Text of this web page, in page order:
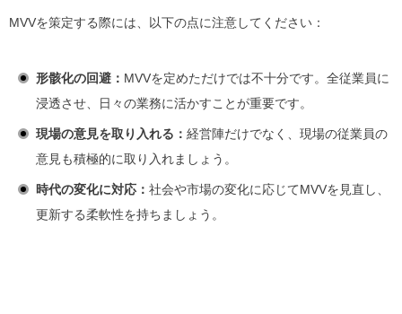
MVVを策定する際には、以下の点に注意してください：
形骸化の回避： MVVを定めただけでは不十分です。全従業員に
浸透させ、日々の業務に活かすことが重要です。
現場の意見を取り入れる： 経営陣だけでなく、現場の従業員の
意見も積極的に取り入れましょう。
時代の変化に対応： 社会や市場の変化に応じてMVVを見直し、
更新する柔軟性を持ちましょう。